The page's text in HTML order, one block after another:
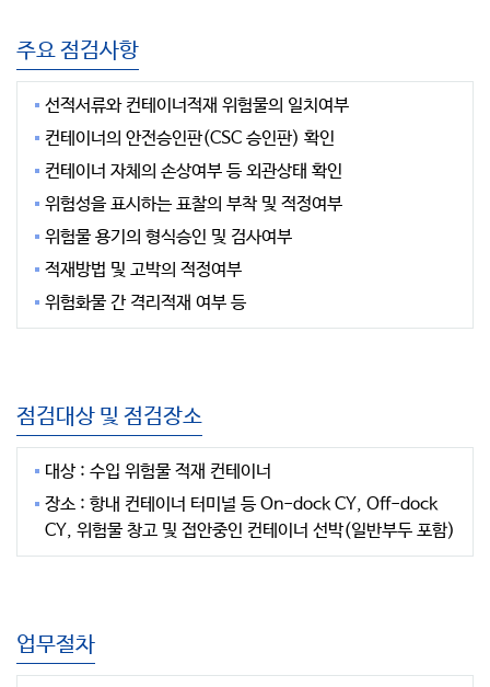
주요 점검사항
선적서류와 컨테이너적재 위험물의 일치여부
컨테이너의 안전승인판(CSC 승인판) 확인
컨테이너 자체의 손상여부 등 외관상태 확인
위험성을 표시하는 표찰의 부착 및 적정여부
위험물 용기의 형식승인 및 검사여부
적재방법 및 고박의 적정여부
위험화물 간 격리적재 여부 등
점검대상 및 점검장소
대상 : 수입 위험물 적재 컨테이너
장소 : 항내 컨테이너 터미널 등 On-dock CY, Off-dock
CY, 위험물 창고 및 접안중인 컨테이너 선박(일반부두 포함)
업무절차